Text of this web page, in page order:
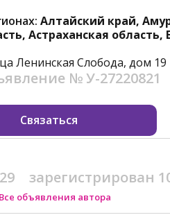
Алтайский край,
Астраханская область,
Ленинская Слобода, дом 19
№У-27220821
Связаться
зарегистрирован
Все объявления автора